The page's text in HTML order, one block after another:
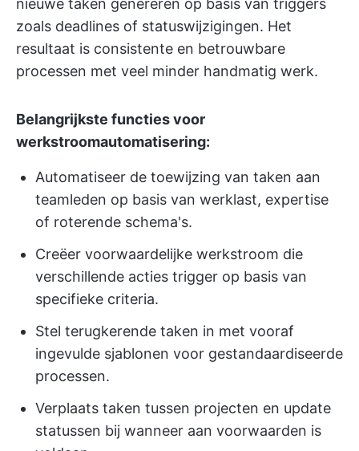
zoals deadlines of statuswijzigingen. Het
resultaat is consistente en betrouwbare
processen met veel minder handmatig werk.
Belangrijkste functies voor
werkstroomautomatisering:
Automatiseer de toewijzing van taken aan
teamleden op basis van werklast, expertise
of roterende schema's.
Creëer voorwaardelijke werkstroom die
verschillende acties trigger op basis van
specifieke criteria.
Stel terugkerende taken in met vooraf
ingevulde sjablonen voor gestandaardiseerde
processen.
Verplaats taken tussen projecten en update
statussen bij wanneer aan voorwaarden is